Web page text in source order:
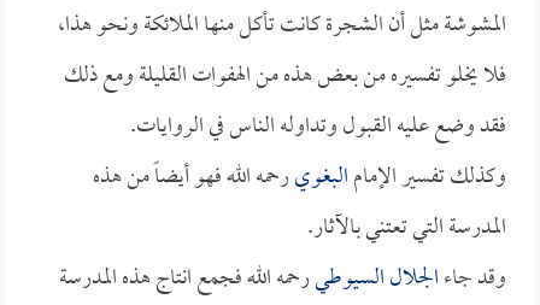
المشوشة مثل أن الشجرة كانت تأكل منها الملائكة ونحو هذا،
فلا يخلو تفسيره من بعض هذه من الهفوات القليلة ومع ذلك
فقد وضع عليه القبول وتداوله الناس في الروايات.
وكذلك تفسير الإمامالبغويرحمه الله فهو أيضاً من هذه
المدرسة التي تعتني بالآثار.
وقد جاءالجلال السيوطيرحمه الله فجمع انتاج هذه المدرسة